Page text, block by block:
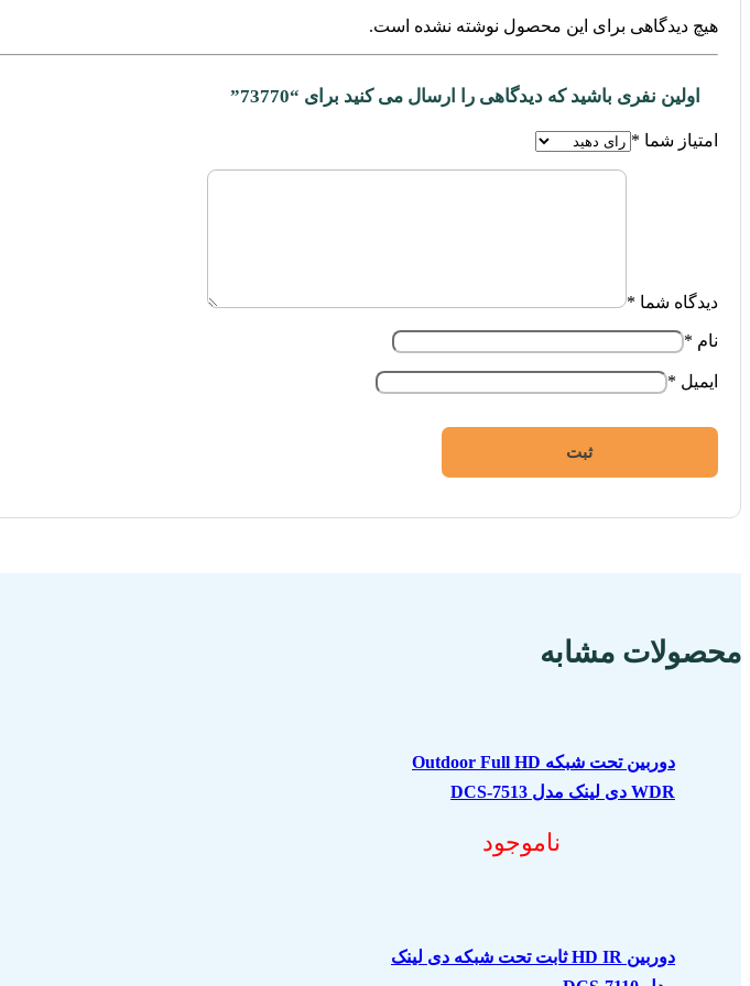
هیچ دیدگاهی برای این محصول نوشته نشده است.
اولین نفری باشید که دیدگاهی را ارسال می کنید برای “73770”
امتیاز شما *
دیدگاه شما *
نام *
ایمیل *
محصولات مشابه
دوربین تحت شبکه Outdoor Full HD
WDR دی لینک مدل DCS-7513
ناموجود
دوربین HD IR ثابت تحت شبکه دی لینک